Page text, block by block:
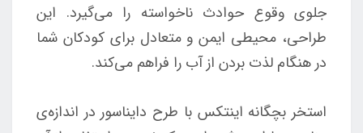
جلوی وقوع حوادث ناخواسته را می‌گیرد. این
طراحی، محیطی ایمن و متعادل برای کودکان شما
در هنگام لذت بردن از آب را فراهم می‌کند.
استخر بچگانه اینتکس با طرح دایناسور در اندازه‌ی